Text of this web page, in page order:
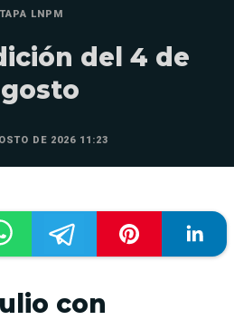
TAPA LNPM
del 4 de
DE 2026 11:23
con